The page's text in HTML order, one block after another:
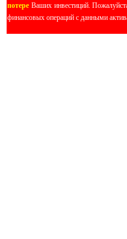
потере Ваших инвестиций.
финансовых операций с данными